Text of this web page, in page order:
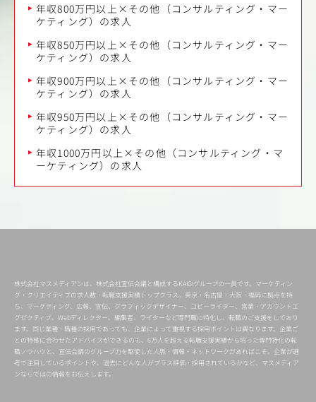
年収800万円以上×その他（コンサルティング・マー
ケティング）の求人
年収850万円以上×その他（コンサルティング・マー
ケティング）の求人
年収900万円以上×その他（コンサルティング・マー
ケティング）の求人
年収950万円以上×その他（コンサルティング・マー
ケティング）の求人
年収1000万円以上×その他（コンサルティング・マ
ーケティング）の求人
株式会社マスメディアンは、株式会社宣伝会議と構成するKAIGIグループの一員です。マーケティン
グ・クリエイティブの求人数・転職支援実績トップクラス。東京・名古屋・大阪・福岡に拠点を持
ち、マーケティング、広報、宣伝、グラフィックデザイナー、コピーライター、営業・アカウントエ
グゼクティブ、Webディレクター、編集者、ライターなど専門職に特化し、転職のご支援をしており
ます。同じ業種・職種の採用であっても、企業によって重視する採用ポイントは異なります。企業ご
との特徴に合わせたアドバイスができるのも、6万人を超える転職支援実績から培った専門特化の転
職ノウハウと、宣伝会議のグループ力を駆使した人脈・情報・ネットワークがあればこそ。企業が選
考で注目しているポイントや、過去にどんな人がプラス評価・採用されているかなど、マスメディア
ンならではの情報をお伝えします。